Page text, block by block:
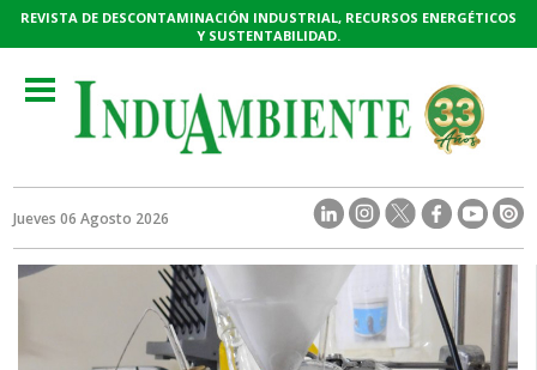
REVISTA DE DESCONTAMINACIÓN INDUSTRIAL, RECURSOS ENERGÉTICOS
Y SUSTENTABILIDAD.
Toggle
navigation
Jueves 06 Agosto 2026